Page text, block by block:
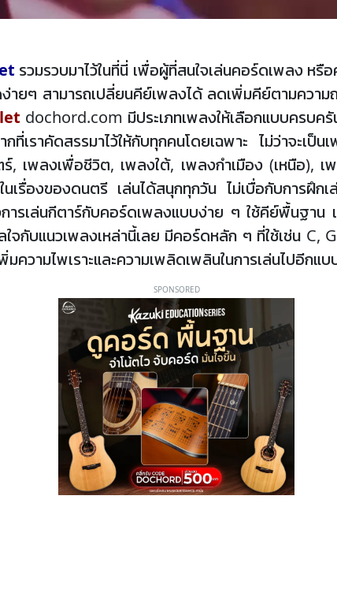
รวมรวบมาไว้ในที่นี่ เพื่อผู้ที่สนใจเล่นคอร์ดเพลง ห
ายๆ สามารถเปลี่ยนคีย์เพลงได้ ลดเพิ่มคีย์ตามควา
dochord.com มีประเภทเพลงให้เลือกแบบครบค
ที่เราคัดสรรมาไว้ให้กับทุกคนโดยเฉพาะ ไม่ว่าจะเ
เพลงเพื่อชีวิต, เพลงใต้, เพลงกำเมือง (เหนือ), เ
รื่องของดนตรี เล่นได้สนุกทุกวัน ไม่เบื่อกับการฝึก
รเล่นกีตาร์กับคอร์ดเพลงแบบง่าย ๆ ใช้คีย์พื้นฐาน เ
จกับแนวเพลงเหล่านี้เลย มีคอร์ดหลัก ๆ ที่ใช้เช่น C,
ความไพเราะและความเพลิดเพลินในการเล่นไปอีกแบ
SPONSORED